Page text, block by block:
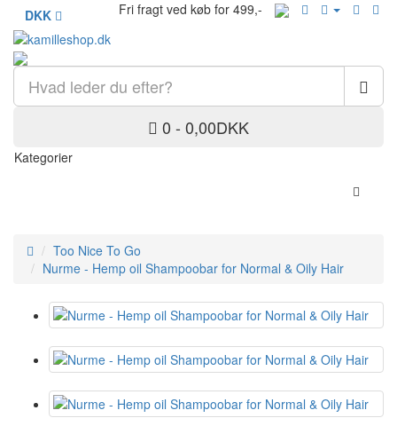
DKK Fri fragt ved køb for 499,-
0 - 0,00DKK
Kategorier
Too Nice To Go
Nurme - Hemp oil Shampoobar for Normal & Oily Hair